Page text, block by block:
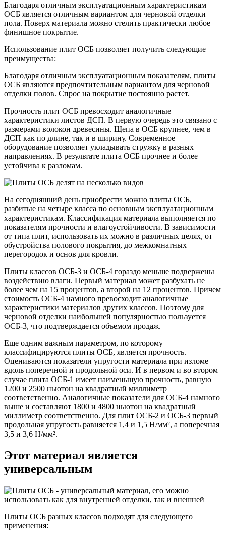
Благодаря отличным эксплуатационным характеристикам
ОСБ является отличным вариантом для черновой отделки
пола. Поверх материала можно стелить практически любое
финишное покрытие.
Использование плит ОСБ позволяет получить следующие
преимущества:
Благодаря отличным эксплуатационным показателям, плиты
ОСБ являются предпочтительным вариантом для черновой
отделки полов. Спрос на покрытие постоянно растет.
Прочность плит ОСБ превосходит аналогичные
характеристики листов ДСП. В первую очередь это связано с
размерами волокон древесины. Щепа в ОСБ крупнее, чем в
ДСП как по длине, так и в ширину. Современное
оборудование позволяет укладывать стружку в разных
направлениях. В результате плита ОСБ прочнее и более
устойчива к разломам.
На сегодняшний день приобрести можно плиты ОСБ,
разбитые на четыре класса по основным эксплуатационным
характеристикам. Классификация материала выполняется по
показателям прочности и влагоустойчивости. В зависимости
от типа плит, использовать их можно в различных целях, от
обустройства полового покрытия, до межкомнатных
перегородок и основ для кровли.
Плиты классов ОСБ-3 и ОСБ-4 гораздо меньше подвержены
воздействию влаги. Первый материал может разбухать не
более чем на 15 процентов, а второй на 12 процентов. Причем
стоимость ОСБ-4 намного превосходит аналогичные
характеристики материалов других классов. Поэтому для
черновой отделки наибольшей популярностью пользуется
ОСБ-3, что подтверждается объемом продаж.
Еще одним важным параметром, по которому
классифицируются плиты ОСБ, является прочность.
Оцениваются показатели упругости материала при изломе
вдоль поперечной и продольной оси. И в первом и во втором
случае плита ОСБ-1 имеет наименьшую прочность, равную
1200 и 2500 ньютон на квадратный миллиметр
соответственно. Аналогичные показатели для ОСБ-4 намного
выше и составляют 1800 и 4800 ньютон на квадратный
миллиметр соответственно. Для плит ОСБ-2 и ОСБ-3 первый
продольная упругость равняется 1,4 и 1,5 Н/мм², а поперечная
3,5 и 3,6 Н/мм².
Этот материал является
универсальным
Плиты ОСБ разных классов подходят для следующего
применения: